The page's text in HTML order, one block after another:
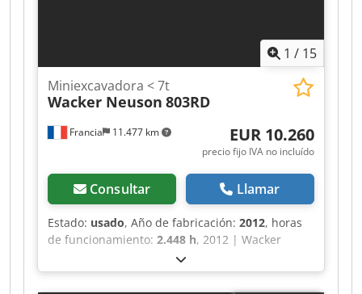
1 / 15
Francia 11.477 km
Miniexcavadora < 7t
Wacker Neuson 803RD
EUR 10.260
precio fijo IVA no incluído
Consultar Llamar
Estado: usado, Año de fabricación: 2012, horas
de funcionamiento: 2.448 h, 2012 | Wacker
Neuson 803RD | Miniexcavadora usada < 7 t |
2448 horas 📍Ubicación: Francia 🚛 Entrega
disponible en su destino; ¡utilice nuestra